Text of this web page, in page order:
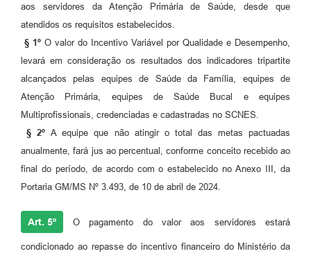
aos servidores da Atenção Primária de Saúde, desde que
atendidos os requisitos estabelecidos.
§ 1º O valor do Incentivo Variável por Qualidade e Desempenho,
levará em consideração os resultados dos indicadores tripartite
alcançados pelas equipes de Saúde da Família, equipes de
Atenção Primária, equipes de Saúde Bucal e equipes
Multiprofissionais, credenciadas e cadastradas no SCNES.
§ 2ºA equipe que não atingir o total das metas pactuadas
anualmente, fará jus ao percentual, conforme conceito recebido ao
final do período, de acordo com o estabelecido no Anexo III, da
Portaria GM/MS Nº 3.493, de 10 de abril de 2024.
Art. 5º O pagamento do valor aos servidores estará
condicionado ao repasse do incentivo financeiro do Ministério da